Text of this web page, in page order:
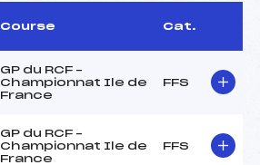
Course Cat.
GP du RCF –
Championnat Ile de
France
FFS
GP du RCF –
Championnat Ile de
France
FFS